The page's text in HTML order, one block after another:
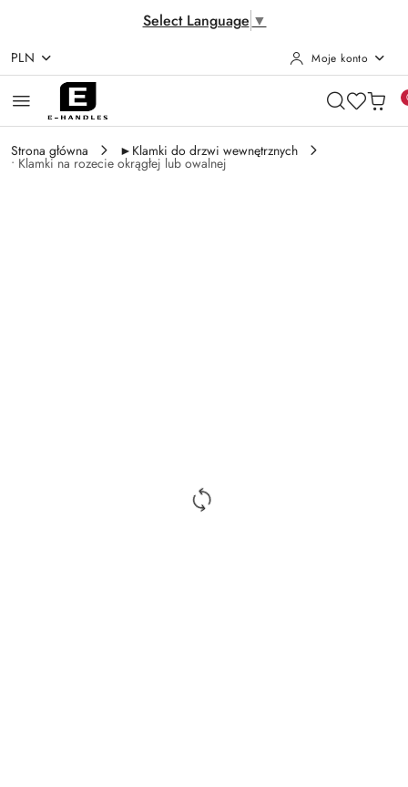
Select Language ▼
Przejdź do treści głównej
Przejdź do wyszukiwarki
Przejdź do moje konto
Przejdź do menu głównego
Przejdź do opisu produktu
Przejdź do stopki
PLN Moje konto
Strona główna ►Klamki do drzwi wewnętrznych
• Klamki na rozecie okrągłej lub owalnej